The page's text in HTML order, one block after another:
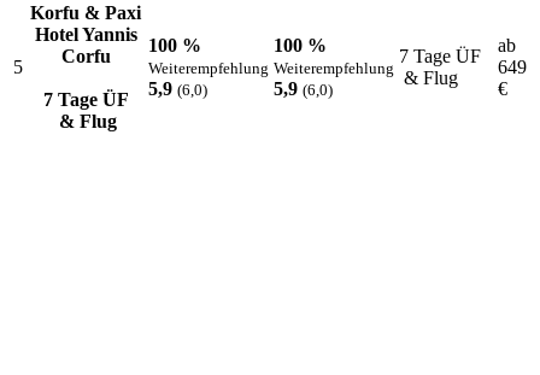
5
Korfu & Paxi
Hotel Yannis
Corfu
7 Tage ÜF
& Flug
100 %
Weiterempfehlung
5,9 (6,0)
100 %
Weiterempfehlung
5,9 (6,0)
7 Tage ÜF
& Flug
ab
649
€